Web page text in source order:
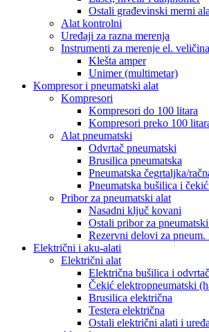
Ostali građevinski merni
Alat kontrolni
Uređaji za razna merenja
Instrumenti za merenje el. veličina
Klešta amper
Unimer (multimetar)
Kompresor i pneumatski alat
Kompresori
Kompresori do 100 litara
Kompresori preko 100
Alat pneumatski
Odvrtač pneumatski
Brusilica pneumatska
Pneumatska čegrtaljka/
Pneumatska bušilica i
Pribor za pneumatski alat
Nasadni ključ kovani
Ostali pribor za
Rezervni delovi za pneum.
Električni i aku-alati
Električni alat
Električna bušilica i odvrtač
Čekić elektropneumatski
Brusilica električna
Testera električna
Ostali električni alati i